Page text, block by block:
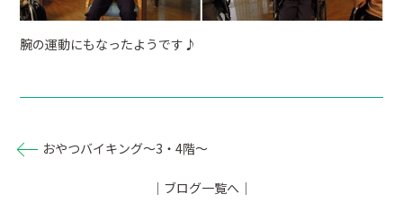
腕の運動にもなったようです♪
おやつバイキング～3・4階～
｜ブログ一覧へ｜